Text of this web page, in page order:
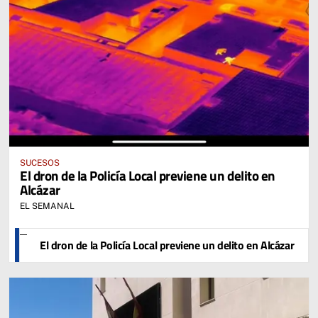
SUCESOS
El dron de la Policía Local previene un delito en
Alcázar
EL SEMANAL
El dron de la Policía Local previene un delito en Alcázar